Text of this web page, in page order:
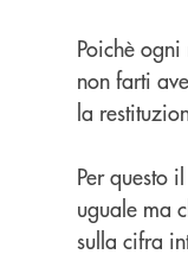
Poichè
non farti
la
Per questo
uguale ma
sulla cifra